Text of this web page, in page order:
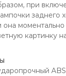
при
заднего
моментально
картинку
ABS